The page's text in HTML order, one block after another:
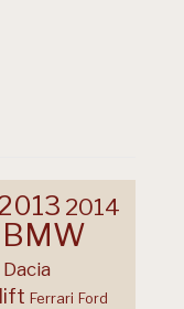
2014
BMW
Dacia
Ferrari Ford